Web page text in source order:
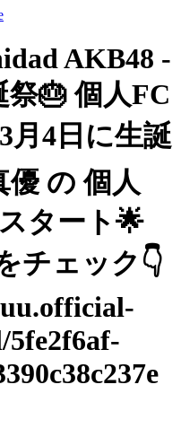
AKB48 -
🎂 個人FC
月4日に生誕
優 の 個人
タート🌟
チェック👇
5fe2f6af-